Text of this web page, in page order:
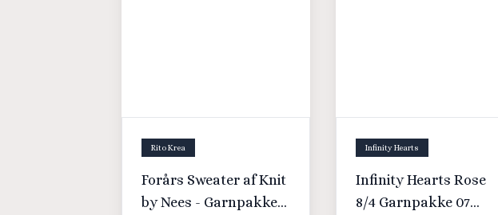
Rito Krea
Forårs Sweater af Knit
by Nees - Garnpakke
Infinity Hearts
Infinity Hearts Rose
8/4 Garnpakke 07